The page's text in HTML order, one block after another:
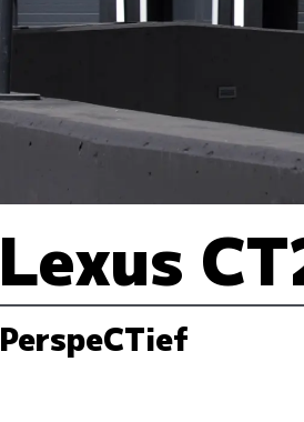
Lexus
PerspeCTief